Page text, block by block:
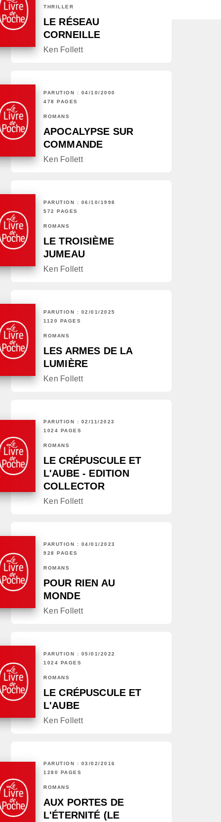
THRILLER
LE RÉSEAU
CORNEILLE
Ken Follett
PARUTION : 04/10/2000
478 PAGES
ROMANS
APOCALYPSE SUR
COMMANDE
Ken Follett
PARUTION : 06/10/1998
572 PAGES
ROMANS
LE TROISIÈME
JUMEAU
Ken Follett
PARUTION : 02/01/2025
1120 PAGES
ROMANS
LES ARMES DE LA
LUMIÈRE
Ken Follett
PARUTION : 02/11/2023
1024 PAGES
ROMANS
LE CRÉPUSCULE ET
L'AUBE - EDITION
COLLECTOR
Ken Follett
PARUTION : 04/01/2023
928 PAGES
ROMANS
POUR RIEN AU
MONDE
Ken Follett
PARUTION : 05/01/2022
1024 PAGES
ROMANS
LE CRÉPUSCULE ET
L'AUBE
Ken Follett
PARUTION : 03/02/2016
1280 PAGES
ROMANS
AUX PORTES DE
L'ÉTERNITÉ (LE